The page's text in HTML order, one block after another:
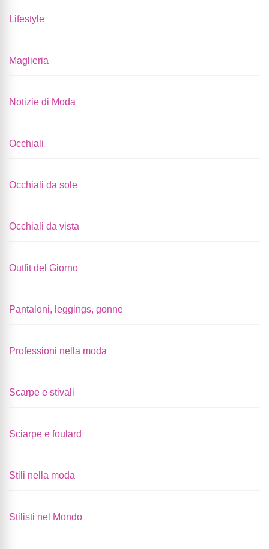
Lifestyle
Maglieria
Notizie di Moda
Occhiali
Occhiali da sole
Occhiali da vista
Outfit del Giorno
Pantaloni, leggings, gonne
Professioni nella moda
Scarpe e stivali
Sciarpe e foulard
Stili nella moda
Stilisti nel Mondo